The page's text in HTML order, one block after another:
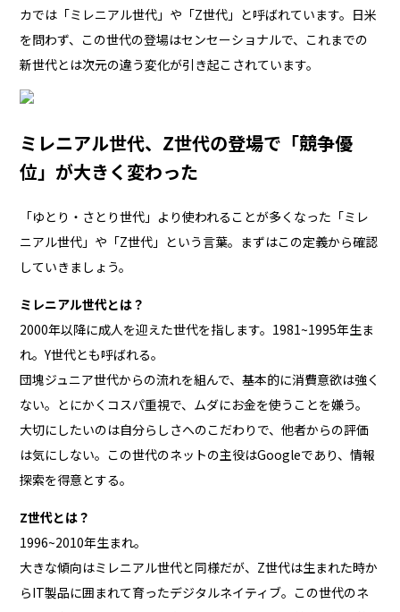
カでは「ミレニアル世代」や「Z世代」と呼ばれています。日米
を問わず、この世代の登場はセンセーショナルで、これまでの
新世代とは次元の違う変化が引き起こされています。
ミレニアル世代、Z世代の登場で「競争優
位」が大きく変わった
「ゆとり・さとり世代」より使われることが多くなった「ミレ
ニアル世代」や「Z世代」という言葉。まずはこの定義から確認
していきましょう。
ミレニアル世代とは？
2000年以降に成人を迎えた世代を指します。1981~1995年生ま
れ。Y世代とも呼ばれる。
団塊ジュニア世代からの流れを組んで、基本的に消費意欲は強く
ない。とにかくコスパ重視で、ムダにお金を使うことを嫌う。
大切にしたいのは自分らしさへのこだわりで、他者からの評価
は気にしない。この世代のネットの主役はGoogleであり、情報
探索を得意とする。
Z世代とは？
1996~2010年生まれ。
大きな傾向はミレニアル世代と同様だが、Z世代は生まれた時か
らIT製品に囲まれて育ったデジタルネイティブ。この世代のネ